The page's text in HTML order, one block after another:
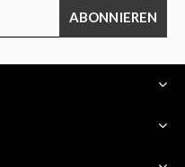
ABONNIEREN